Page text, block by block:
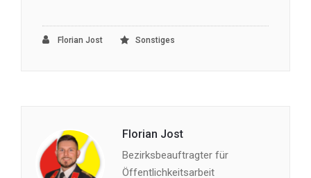
Florian Jost Sonstiges
Florian Jost
Bezirksbeauftragter für
Öffentlichkeitsarbeit